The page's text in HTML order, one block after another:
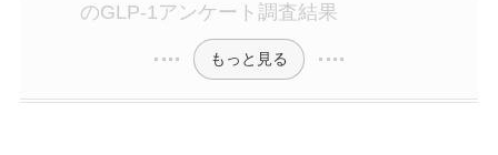
のGLP-1アンケート調査結果
もっと見る